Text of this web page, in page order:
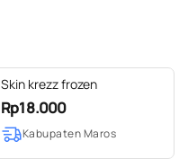
Skin krezz frozen
Rp18.000
Kabupaten Maros